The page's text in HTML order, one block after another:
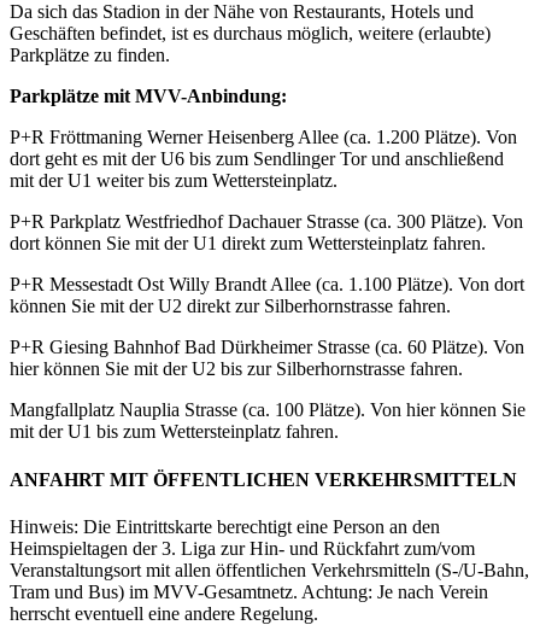
Da sich das Stadion in der Nähe von Restaurants, Hotels und
Geschäften befindet, ist es durchaus möglich, weitere (erlaubte)
Parkplätze zu finden.
Parkplätze mit MVV-Anbindung:
P+R Fröttmaning Werner Heisenberg Allee (ca. 1.200 Plätze). Von
dort geht es mit der U6 bis zum Sendlinger Tor und anschließend
mit der U1 weiter bis zum Wettersteinplatz.
P+R Parkplatz Westfriedhof Dachauer Strasse (ca. 300 Plätze). Von
dort können Sie mit der U1 direkt zum Wettersteinplatz fahren.
P+R Messestadt Ost Willy Brandt Allee (ca. 1.100 Plätze). Von dort
können Sie mit der U2 direkt zur Silberhornstrasse fahren.
P+R Giesing Bahnhof Bad Dürkheimer Strasse (ca. 60 Plätze). Von
hier können Sie mit der U2 bis zur Silberhornstrasse fahren.
Mangfallplatz Nauplia Strasse (ca. 100 Plätze). Von hier können Sie
mit der U1 bis zum Wettersteinplatz fahren.
ANFAHRT MIT ÖFFENTLICHEN VERKEHRSMITTELN
Hinweis: Die Eintrittskarte berechtigt eine Person an den
Heimspieltagen der 3. Liga zur Hin- und Rückfahrt zum/vom
Veranstaltungsort mit allen öffentlichen Verkehrsmitteln (S-/U-Bahn,
Tram und Bus) im MVV-Gesamtnetz. Achtung: Je nach Verein
herrscht eventuell eine andere Regelung.